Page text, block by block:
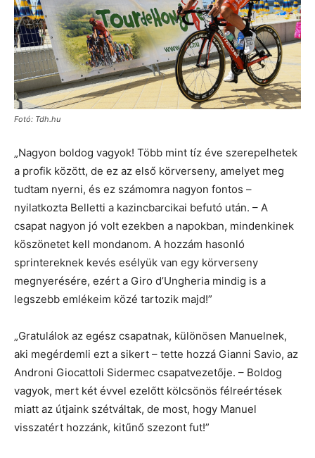
Fotó: Tdh.hu
„Nagyon boldog vagyok! Több mint tíz éve szerepelhetek
a profik között, de ez az első körverseny, amelyet meg
tudtam nyerni, és ez számomra nagyon fontos –
nyilatkozta Belletti a kazincbarcikai befutó után. – A
csapat nagyon jó volt ezekben a napokban, mindenkinek
köszönetet kell mondanom. A hozzám hasonló
sprintereknek kevés esélyük van egy körverseny
megnyerésére, ezért a Giro d’Ungheria mindig is a
legszebb emlékeim közé tartozik majd!”
„Gratulálok az egész csapatnak, különösen Manuelnek,
aki megérdemli ezt a sikert – tette hozzá Gianni Savio, az
Androni Giocattoli Sidermec csapatvezetője. – Boldog
vagyok, mert két évvel ezelőtt kölcsönös félreértések
miatt az útjaink szétváltak, de most, hogy Manuel
visszatért hozzánk, kitűnő szezont fut!”